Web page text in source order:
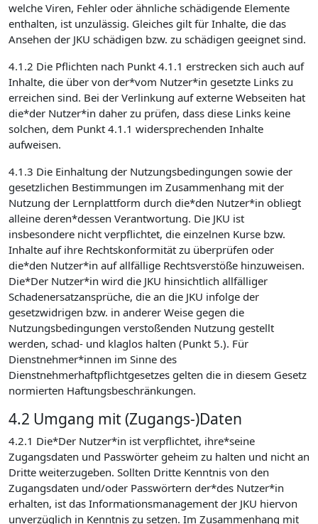
welche Viren, Fehler oder ähnliche schädigende Elemente
enthalten, ist unzulässig. Gleiches gilt für Inhalte, die das
Ansehen der JKU schädigen bzw. zu schädigen geeignet sind.
4.1.2 Die Pflichten nach Punkt 4.1.1 erstrecken sich auch auf
Inhalte, die über von der*vom Nutzer*in gesetzte Links zu
erreichen sind. Bei der Verlinkung auf externe Webseiten hat
die*der Nutzer*in daher zu prüfen, dass diese Links keine
solchen, dem Punkt 4.1.1 widersprechenden Inhalte
aufweisen.
4.1.3 Die Einhaltung der Nutzungsbedingungen sowie der
gesetzlichen Bestimmungen im Zusammenhang mit der
Nutzung der Lernplattform durch die*den Nutzer*in obliegt
alleine deren*dessen Verantwortung. Die JKU ist
insbesondere nicht verpflichtet, die einzelnen Kurse bzw.
Inhalte auf ihre Rechtskonformität zu überprüfen oder
die*den Nutzer*in auf allfällige Rechtsverstöße hinzuweisen.
Die*Der Nutzer*in wird die JKU hinsichtlich allfälliger
Schadenersatzansprüche, die an die JKU infolge der
gesetzwidrigen bzw. in anderer Weise gegen die
Nutzungsbedingungen verstoßenden Nutzung gestellt
werden, schad- und klaglos halten (Punkt 5.). Für
Dienstnehmer*innen im Sinne des
Dienstnehmerhaftpflichtgesetzes gelten die in diesem Gesetz
normierten Haftungsbeschränkungen.
4.2 Umgang mit (Zugangs-)Daten
4.2.1 Die*Der Nutzer*in ist verpflichtet, ihre*seine
Zugangsdaten und Passwörter geheim zu halten und nicht an
Dritte weiterzugeben. Sollten Dritte Kenntnis von den
Zugangsdaten und/oder Passwörtern der*des Nutzer*in
erhalten, ist das Informationsmanagement der JKU hiervon
unverzüglich in Kenntnis zu setzen. Im Zusammenhang mit